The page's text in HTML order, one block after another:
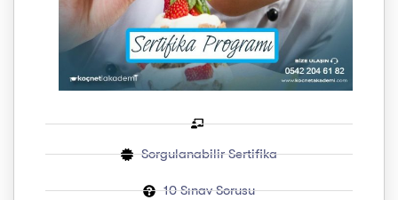
Sorgulanabilir Sertifika
10 Sınav Sorusu